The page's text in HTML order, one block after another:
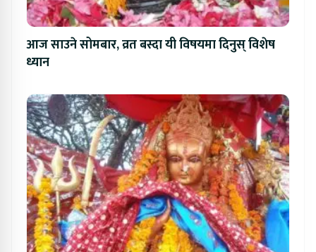
आज साउने सोमबार, व्रत बस्दा यी विषयमा दिनुस् विशेष
ध्यान